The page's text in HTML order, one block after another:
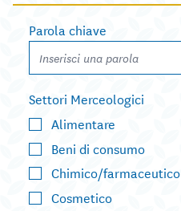
Parola chiave
Settori Merceologici
Alimentare
Beni di consumo
Chimico/farmaceutico
Cosmetico